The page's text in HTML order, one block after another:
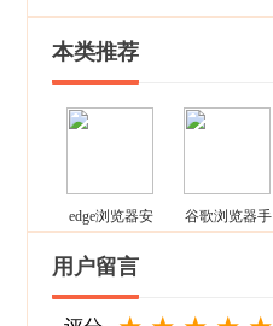
本类推荐
edge浏览器安
谷歌浏览器手
用户留言